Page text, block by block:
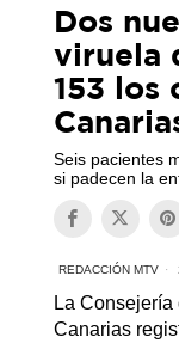
Dos
viruela
153 los
Seis pacientes
si padecen la
REDACCIÓN MTV
La
Canarias